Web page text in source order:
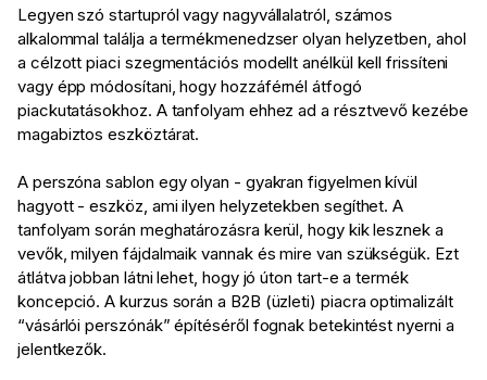
Legyen szó startupról vagy nagyvállalatról, számos
alkalommal találja a termékmenedzser olyan helyzetben, ahol
a célzott piaci szegmentációs modellt anélkül kell frissíteni
vagy épp módosítani, hogy hozzáférnél átfogó
piackutatásokhoz. A tanfolyam ehhez ad a résztvevő kezébe
magabiztos eszköztárat.
A perszóna sablon egy olyan - gyakran figyelmen kívül
hagyott - eszköz, ami ilyen helyzetekben segíthet. A
tanfolyam során meghatározásra kerül, hogy kik lesznek a
vevők, milyen fájdalmaik vannak és mire van szükségük. Ezt
átlátva jobban látni lehet, hogy jó úton tart-e a termék
koncepció. A kurzus során a B2B (üzleti) piacra optimalizált
“vásárlói perszónák” építéséről fognak betekintést nyerni a
jelentkezők.